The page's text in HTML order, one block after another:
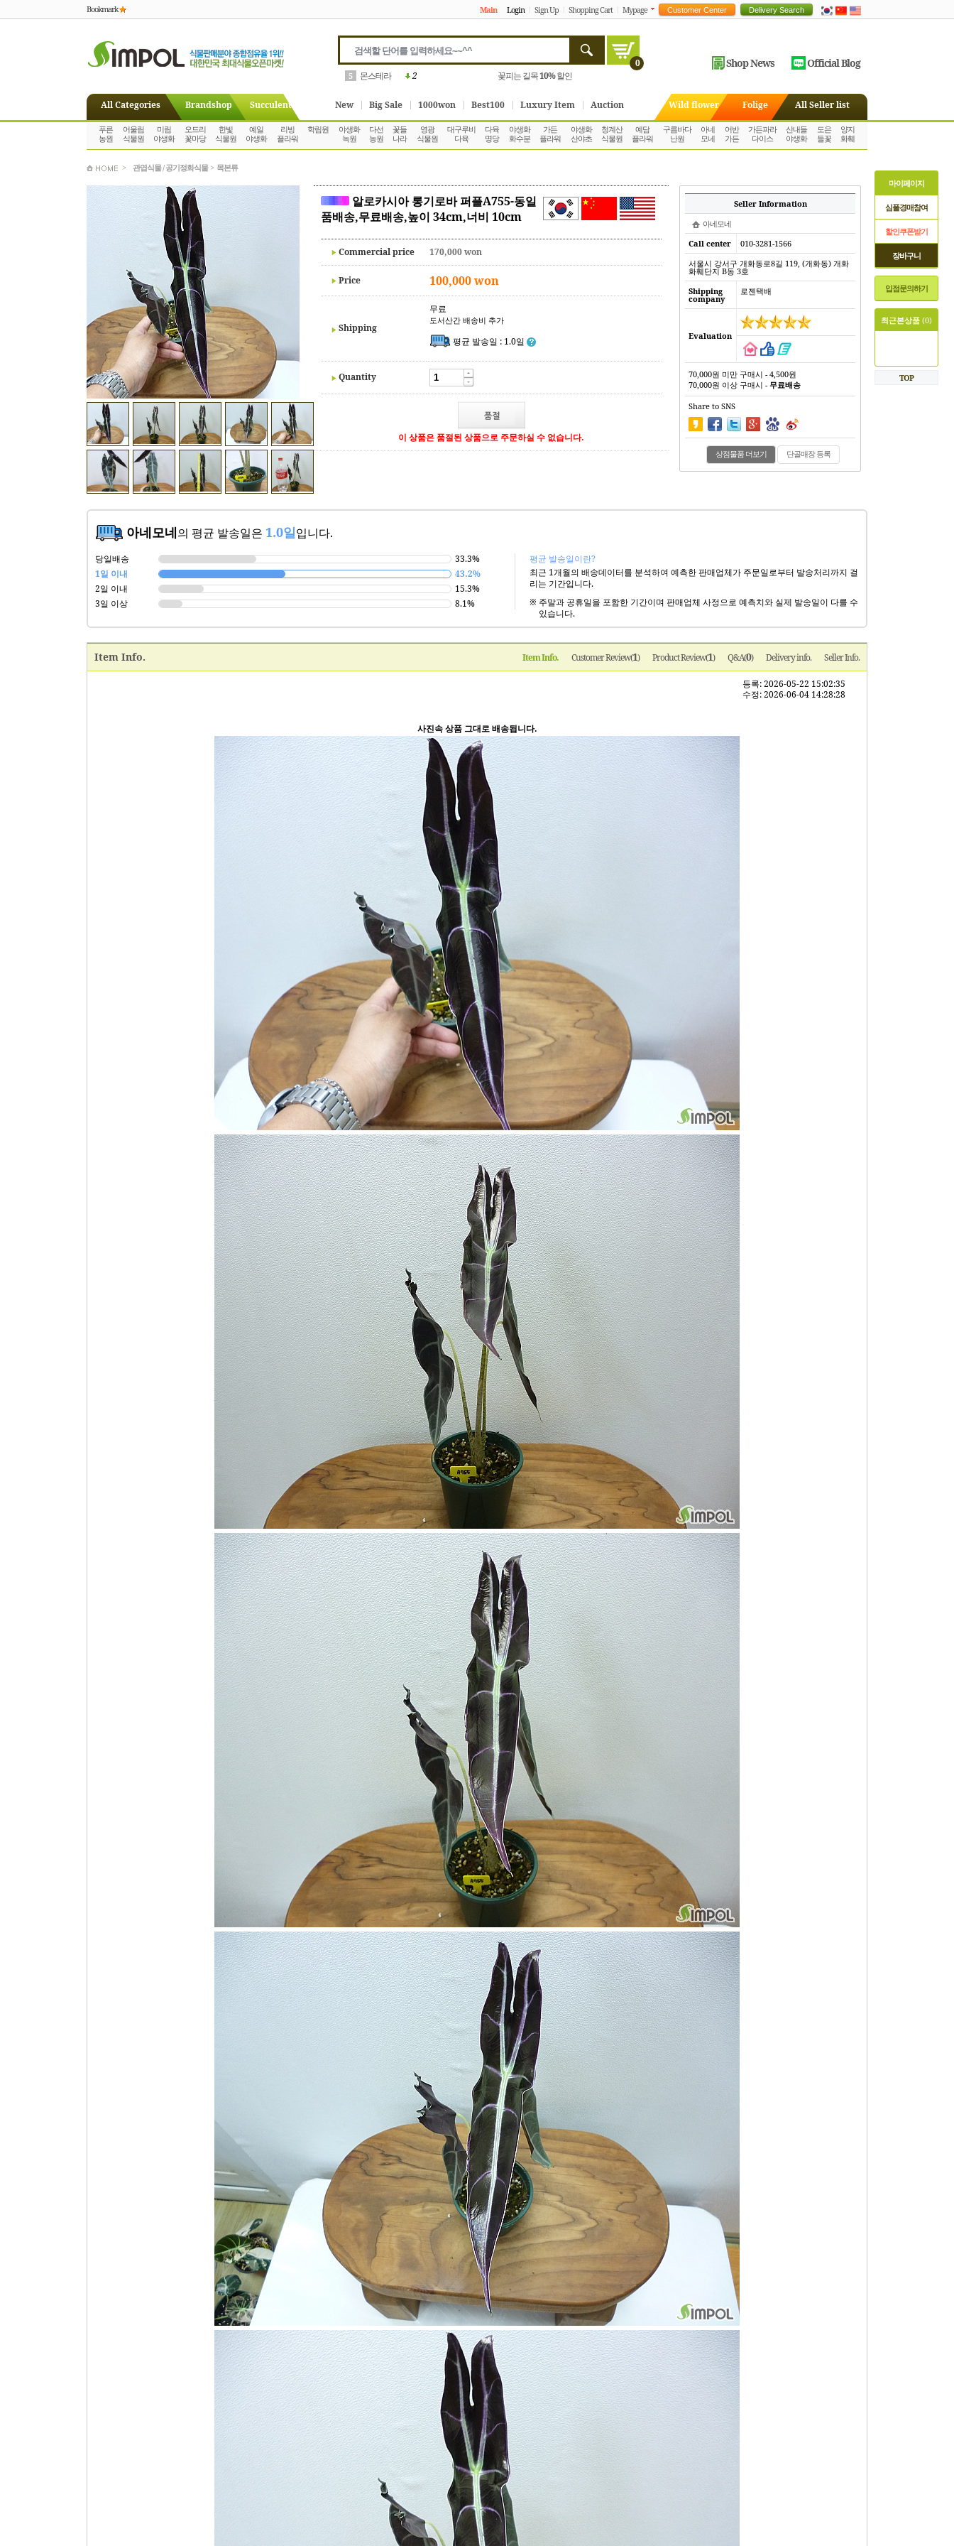
Bookmark Main Login Sign Up Shopping Cart Mypage
0
6 베고니아 1 포트모아10%할인
Shop News Official Blog
All Categories Brandshop Succulent New Big Sale 1000won Best100 Luxury Item Auction Wild flower Folige All Seller list
푸른
농원
어울림
식물원
미림
야생화
오드리
꽃마당
한빛
식물원
예일
야생화
리빙
플라워
학림원
야생화
녹원
다선
농원
꽃들
나라
영광
식물원
대구루비
다육
다육
명당
야생화
화수분
가든
플라워
야생화
산야초
청계산
식물원
예담
플라워
구름바다
난원
아네
모네
어반
가든
가든파라
다이스
산내들
야생화
도은
들꽃
양지
화훼
> 관엽식물 / 공기정화식물 > 목본류
알로카시아 롱기로바 퍼플A755-동일
품배송,무료배송,높이 34cm,너비 10cm
Commercial price 170,000 won
Price 100,000 won
Shipping
무료
도서산간 배송비 추가
평균 발송일 : 1.0일
Quantity
이 상품은 품절된 상품으로 주문하실 수 없습니다.
Seller Information
아네모네
Call center
010-3281-1566
서울시 강서구 개화동로8길 119, (개화동) 개화
화훼단지 B동 3호
Shipping
company
로젠택배
Evaluation
70,000원 미만 구매시 - 4,500원
70,000원 이상 구매시 -무료배송
Share to SNS
상점물품 더보기 단골매장 등록
아네모네의 평균 발송일은 1.0일입니다.
당일배송
33.3%
1일 이내
43.2%
2일 이내
15.3%
3일 이상
8.1%
평균 발송일이란?
최근 1개월의 배송데이터를 분석하여 예측한 판매업체가 주문일로부터 발송처리까지 걸
리는 기간입니다.
※ 주말과 공휴일을 포함한 기간이며 판매업체 사정으로 예측치와 실제 발송일이 다를 수
있습니다.
Item Info. Item Info. Customer Review(1) Product Review(1) Q&A(0) Delivery info. Seller Info.
등록: 2026-05-22 15:02:35
수정: 2026-06-04 14:28:28
사진속 상품 그대로 배송됩니다.
마이페이지
심폴경매참여
할인쿠폰받기
장바구니
입점문의하기
최근본상품 (0)
TOP